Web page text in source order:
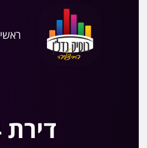
ראשי
דירת 4 חדרים ברחוב הנדיב הרצליה